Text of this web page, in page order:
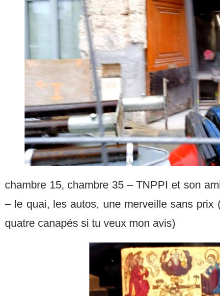
chambre 15, chambre 35 – TNPPI et son
– le quai, les autos, une merveille sans prix
quatre canapés si tu veux mon avis)